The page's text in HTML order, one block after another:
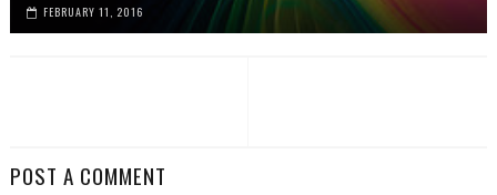
FEBRUARY 11, 2016
POST A COMMENT